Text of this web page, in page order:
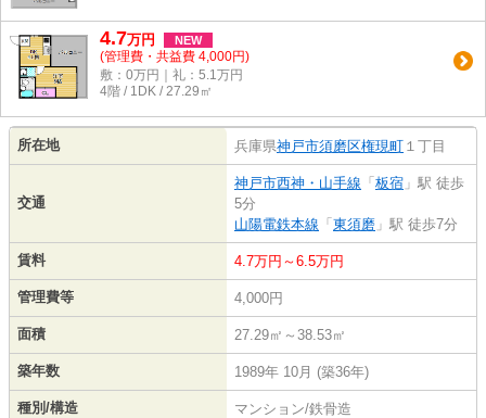
4.7万円 NEW
(管理費・共益費 4,000円)
敷：0万円｜礼：5.1万円
4階 / 1DK / 27.29㎡
所在地 兵庫県神戸市須磨区権現町 １丁目
交通
神戸市西神・山手線 「板宿 」駅 徒歩
5分
山陽電鉄本線 「東須磨 」駅 徒歩7分
賃料 4.7万円～6.5万円
管理費等 4,000円
面積 27.29㎡～38.53㎡
築年数 1989年 10月 (築36年)
種別/構造 マンション/鉄骨造